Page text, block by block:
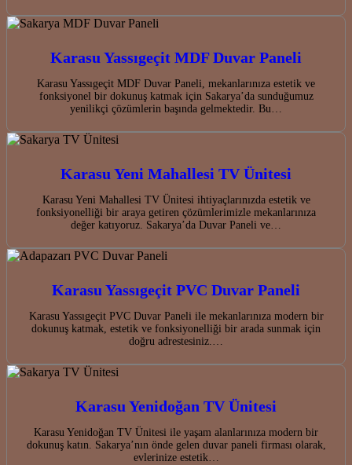
Karasu Yassıgeçit MDF Duvar Paneli
Karasu Yassıgeçit MDF Duvar Paneli, mekanlarınıza estetik ve
fonksiyonel bir dokunuş katmak için Sakarya’da sunduğumuz
yenilikçi çözümlerin başında gelmektedir. Bu…
Karasu Yeni Mahallesi TV Ünitesi
Karasu Yeni Mahallesi TV Ünitesi ihtiyaçlarınızda estetik ve
fonksiyonelliği bir araya getiren çözümlerimizle mekanlarınıza
değer katıyoruz. Sakarya’da Duvar Paneli ve…
Karasu Yassıgeçit PVC Duvar Paneli
Karasu Yassıgeçit PVC Duvar Paneli ile mekanlarınıza modern bir
dokunuş katmak, estetik ve fonksiyonelliği bir arada sunmak için
doğru adrestesiniz.…
Karasu Yenidoğan TV Ünitesi
Karasu Yenidoğan TV Ünitesi ile yaşam alanlarınıza modern bir
dokunuş katın. Sakarya’nın önde gelen duvar paneli firması olarak,
evlerinize estetik…